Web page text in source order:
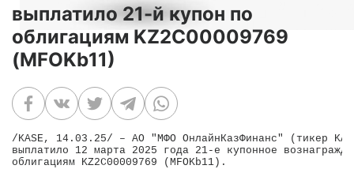
выплатило 21-й купон по
облигациям KZ2C00009769
(MFOKb11)
/KASE, 14.03.25/ – АО "МФО ОнлайнКазФинанс" (тикер
выплатило 12 марта 2025 года 21-е купонное
облигациям KZ2C00009769 (MFOKb11).